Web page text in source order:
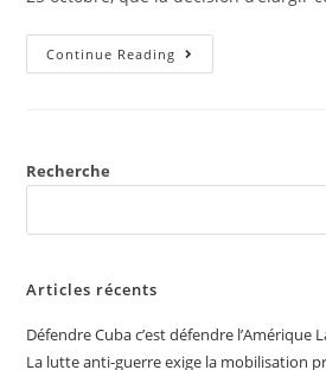
Continue Reading
Recherche
Articles récents
Défendre Cuba c’est défendre l’Amérique
La lutte anti-guerre exige la mobilisation